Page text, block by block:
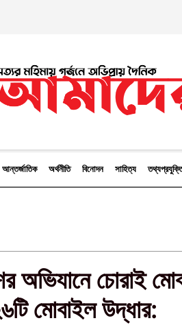
আন্তর্জাতিক অর্থনীতি বিনোদন সাহিত্য
অভিযানে চোরাই
মোবাইল উদ্ধার: